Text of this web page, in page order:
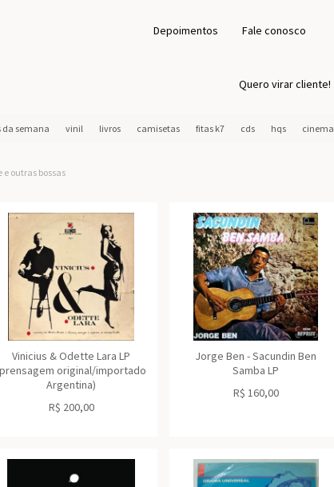
Depoimentos Fale conosco
Quero virar cliente!
da semana vinil livros camisetas fitas k7 cds hqs cinema
e outras bossas
Vinicius & Odette Lara LP
original/importado
Argentina)
R$ 200,00
Jorge Ben - Sacundin Ben
Samba LP
R$ 160,00